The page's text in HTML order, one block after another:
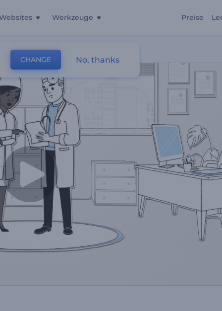
Werkzeuge Preise
CHANGE No, thanks